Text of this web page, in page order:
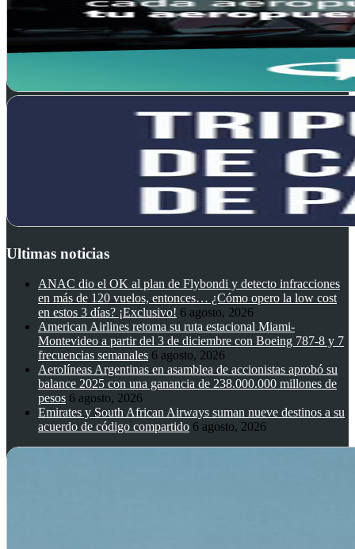
Ultimas noticias
ANAC dio el OK al plan de Flybondi y detecto infracciones
en más de 120 vuelos, entonces… ¿Cómo opero la low cost
en estos 3 días? ¡Exclusivo! 6 agosto, 2026
American Airlines retoma su ruta estacional Miami-
Montevideo a partir del 3 de diciembre con Boeing 787-8 y 7
frecuencias semanales 6 agosto, 2026
Aerolíneas Argentinas en asamblea de accionistas aprobó su
balance 2025 con una ganancia de 238.000.000 millones de
pesos 6 agosto, 2026
Emirates y South African Airways suman nueve destinos a su
acuerdo de código compartido 6 agosto, 2026